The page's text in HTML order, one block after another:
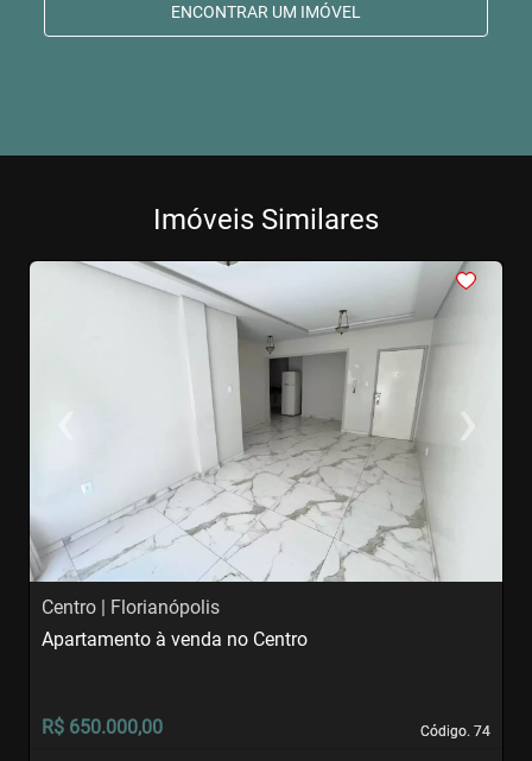
ENCONTRAR UM IMÓVEL
Imóveis Similares
‹ ›
Centro | Florianópolis
Código. 74
Código. 74
Apartamento à venda no Centro
R$ 650.000,00